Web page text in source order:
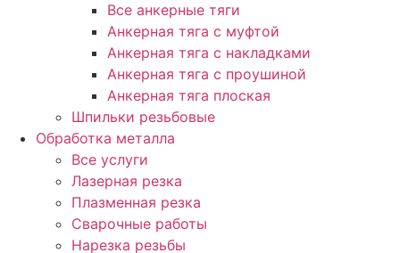
Все анкерные тяги
Анкерная тяга с муфтой
Анкерная тяга с накладками
Анкерная тяга с проушиной
Анкерная тяга плоская
Шпильки резьбовые
Обработка металла
Все услуги
Лазерная резка
Плазменная резка
Сварочные работы
Нарезка резьбы